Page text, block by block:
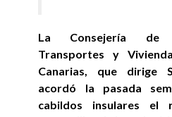
La Consejería de
Transportes y
Canarias, que dirige
acordó la pasada
cabildos insulares el